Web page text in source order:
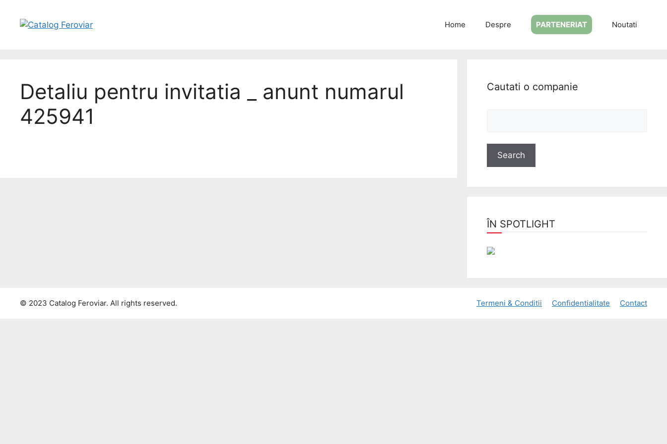
Home Despre PARTENERIAT Noutati
Detaliu pentru invitatia _ anunt numarul
425941
Cautati o companie
ÎN SPOTLIGHT
Termeni & Conditii Confidentialitate Contact
© 2023 Catalog Feroviar. All rights reserved.